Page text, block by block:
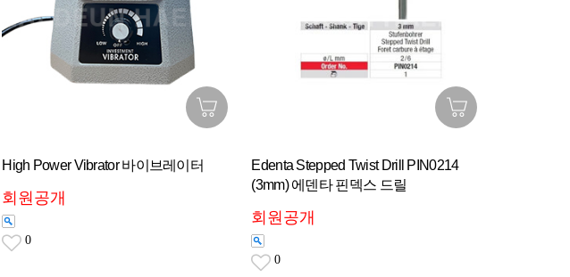
High Power Vibrator 바이브레이터
회원공개
0
Edenta Stepped Twist Drill PIN0214
(3mm) 에덴타 핀덱스 드릴
회원공개
0